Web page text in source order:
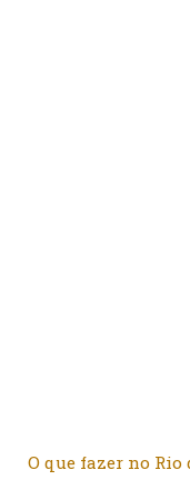
O que fazer no Rio